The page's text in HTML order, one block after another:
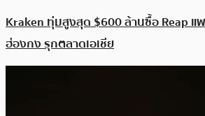
Kraken ทุ่มสูงสุด $600 ล้านซื้อ Reap แ
ฮ่องกง รุกตลาดเอเชีย